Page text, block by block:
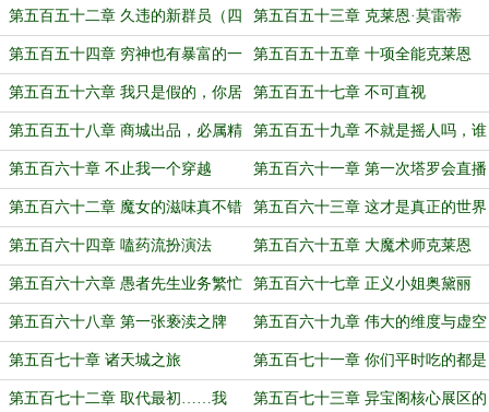
第五百五十二章 久违的新群员（四
千大章）
第五百五十三章 克莱恩·莫雷蒂
第五百五十四章 穷神也有暴富的一
天
第五百五十五章 十项全能克莱恩
第五百五十六章 我只是假的，你居
然是真的？
第五百五十七章 不可直视
第五百五十八章 商城出品，必属精
品！
第五百五十九章 不就是摇人吗，谁
不会啊
第五百六十章 不止我一个穿越
者？！
第五百六十一章 第一次塔罗会直播
第五百六十二章 魔女的滋味真不错 第五百六十三章 这才是真正的世界
啊！
第五百六十四章 嗑药流扮演法 第五百六十五章 大魔术师克莱恩
第五百六十六章 愚者先生业务繁忙 第五百六十七章 正义小姐奥黛丽
第五百六十八章 第一张亵渎之牌 第五百六十九章 伟大的维度与虚空
之神！
第五百七十章 诸天城之旅 第五百七十一章 你们平时吃的都是
这种东西？！
第五百七十二章 取代最初……我 第五百七十三章 异宝阁核心展区的